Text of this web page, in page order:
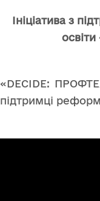
Ініціатива з
«DECIDE:
підтримці